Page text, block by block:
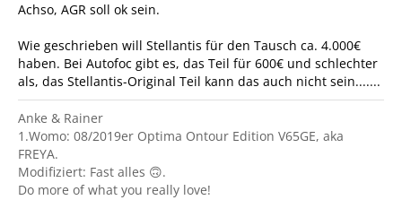
Achso, AGR soll ok sein.
Wie geschrieben will Stellantis für den Tausch ca. 4.000€
haben. Bei Autofoc gibt es, das Teil für 600€ und schlechter
als, das Stellantis-Original Teil kann das auch nicht sein.......
Anke & Rainer
1.Womo: 08/2019er Optima Ontour Edition V65GE, aka
FREYA.
Modifiziert: Fast alles 🙃.
Do more of what you really love!